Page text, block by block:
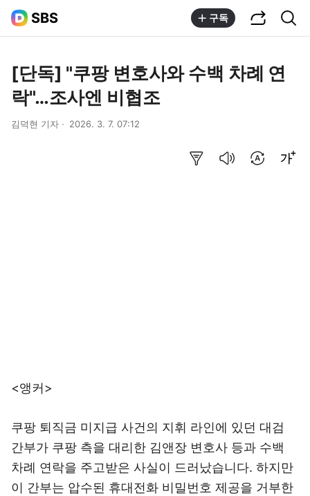
SBS 구독
[단독] "쿠팡 변호사와 수백 차례 연
락"…조사엔 비협조
김덕현 기자 2026. 3. 7. 07:12
<앵커>
쿠팡 퇴직금 미지급 사건의 지휘 라인에 있던 대검
간부가 쿠팡 측을 대리한 김앤장 변호사 등과 수백
차례 연락을 주고받은 사실이 드러났습니다. 하지만
이 간부는 압수된 휴대전화 비밀번호 제공을 거부한